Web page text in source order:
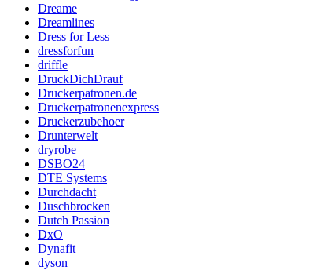
Dreame
Dreamlines
Dress for Less
dressforfun
driffle
DruckDichDrauf
Druckerpatronen.de
Druckerpatronenexpress
Druckerzubehoer
Drunterwelt
dryrobe
DSBO24
DTE Systems
Durchdacht
Duschbrocken
Dutch Passion
DxO
Dynafit
dyson